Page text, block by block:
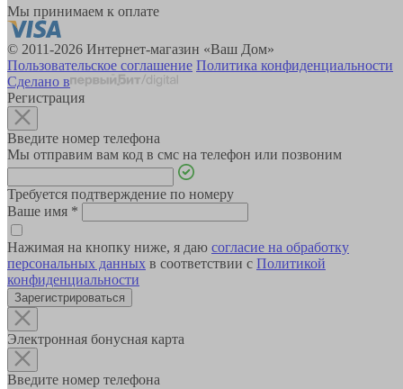
Мы принимаем к оплате
© 2011-2026 Интернет-магазин «Ваш Дом»
Пользовательское соглашение Политика конфиденциальности
Сделано в
Регистрация
Введите номер телефона
Мы отправим вам код в смс на телефон или позвоним
Требуется подтверждение по номеру
Ваше имя *
Нажимая на кнопку ниже, я даю согласие на обработку
персональных данных в соответствии с Политикой
конфиденциальности
Зарегистрироваться
Электронная бонусная карта
Введите номер телефона